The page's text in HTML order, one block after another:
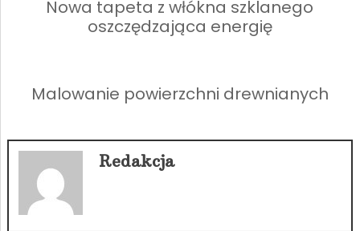
Nowa tapeta z włókna szklanego
oszczędzająca energię
Malowanie powierzchni drewnianych
Redakcja